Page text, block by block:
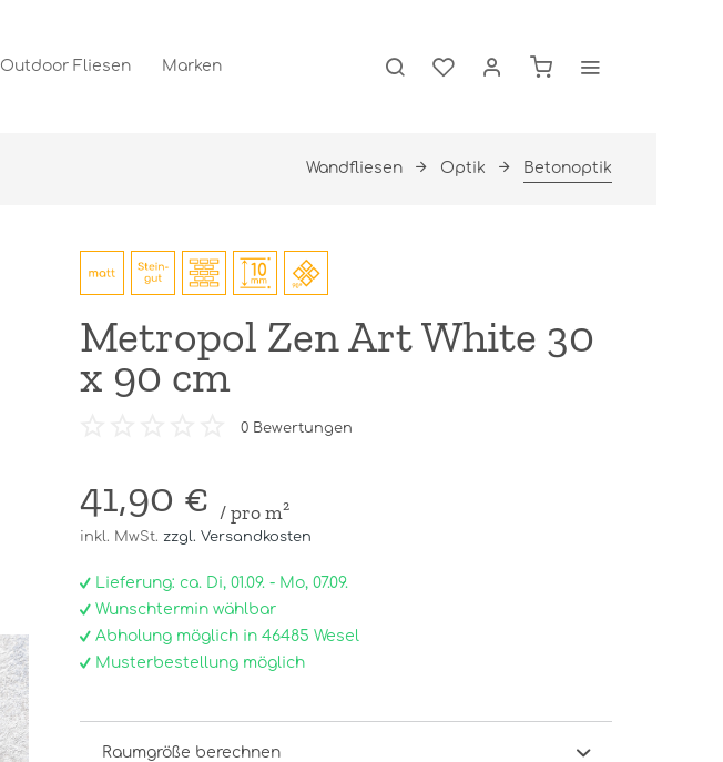
Outdoor Fliesen Marken
Wandfliesen Optik Betonoptik
Metropol Zen Art White 30
x 90 cm
0Bewertungen
41,90 € / pro m²
inkl. MwSt. zzgl. Versandkosten
Lieferung: ca. Di, 01.09. - Mo, 07.09.
Wunschtermin wählbar
Abholung möglich in 46485 Wesel
Musterbestellung möglich
Raumgröße berechnen